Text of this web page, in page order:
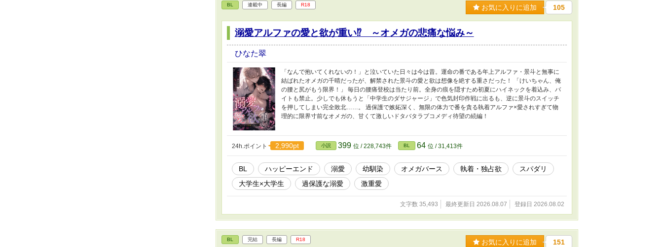
BL 連載中 長編 R18 お気に入りに追加 105
溺愛アルファの愛と欲が重い⁉︎ ～オメガの悲痛な悩み～
ひなた翠
「なんで抱いてくれないの！」と泣いていた日々は今は昔。運命の番である年上アルファ・景斗と無事に
結ばれたオメガの千晴だったが、解禁された景斗の愛と欲は想像を絶する重さだった！ 「けいちゃん、俺
の腰と尻がもう限界！」 毎日の腰痛登校は当たり前。全身の痕を隠すため初夏にハイネックを着込み、バ
イトも禁止。少しでも休もうと「中学生のダサジャージ」で色気封印作戦に出るも、逆に景斗のスイッチ
を押してしまい完全敗北……。 過保護で嫉妬深く、無限の体力で番を貪る執着アルファ×愛されすぎて物
理的に限界寸前なオメガの、甘くて激しいドタバタラブコメディ待望の続編！
24h.ポイント 2,990pt 小説 399 位 / 228,743件 BL 64 位 / 31,413件
BL ハッピーエンド 溺愛 幼馴染 オメガバース 執着・独占欲
スパダリ
大学生×大学生
過保護な溺愛 激重愛
文字数 35,493 最終更新日 2026.08.07 登録日 2026.08.02
BL 完結 長編 R18 お気に入りに追加 151